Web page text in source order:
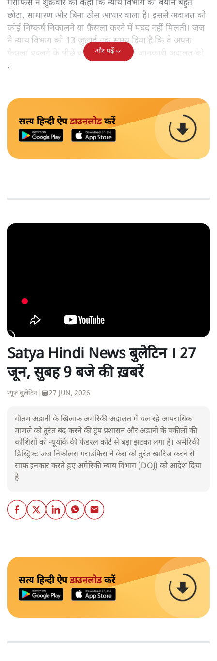
गराफिस ने शुक्रवार को कहा कि न्याय विभाग का बयान बहुत
छोटा, साधारण और बिना ठोस आधार वाला है। इससे अदालत को
कोई निष्कर्ष निकालने या फ़ैसला करने में मदद नहीं मिलती। जज
ने न्याय विभाग को 13 जुलाई तक समय दिया है कि वे अपना
फैसला बदलने के पीछे का पूरा कारण और जानकारी अदालत को
दें।
और पढ़ें
सत्य हिन्दी ऐपडाउनलोडकरें
Satya Hindi News बुलेटिन । 27
जून, सुबह 9 बजे की ख़बरें
न्यूज़ बुलेटिन 27 JUN, 2026
गौतम अडानी के खिलाफ अमेरिकी अदालत में चल रहे आपराधिक
मामले को तुरंत बंद करने की ट्रंप प्रशासन और अडानी के वकीलों की
कोशिशों को न्यूयॉर्क की फेडरल कोर्ट से बड़ा झटका लगा है। अमेरिकी
डिस्ट्रिक्ट जज निकोलस गराउफिस ने केस को तुरंत खारिज करने से
साफ इनकार करते हुए अमेरिकी न्याय विभाग (DOJ) को आदेश दिया
है
सत्य हिन्दी ऐपडाउनलोडकरें